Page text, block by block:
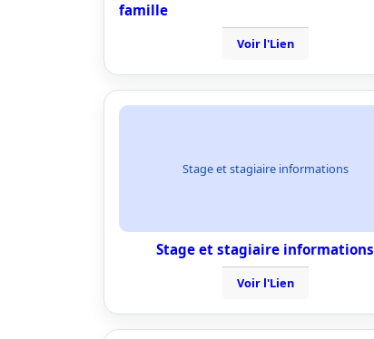
famille
Voir l'Lien
Stage et stagiaire informations
Stage et stagiaire informations
Voir l'Lien